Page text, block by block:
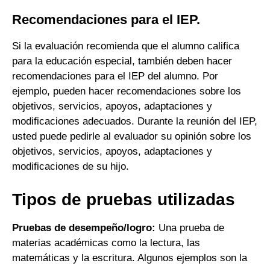
Recomendaciones para el IEP.
Si la evaluación recomienda que el alumno califica
para la educación especial, también deben hacer
recomendaciones para el IEP del alumno. Por
ejemplo, pueden hacer recomendaciones sobre los
objetivos, servicios, apoyos, adaptaciones y
modificaciones adecuados. Durante la reunión del IEP,
usted puede pedirle al evaluador su opinión sobre los
objetivos, servicios, apoyos, adaptaciones y
modificaciones de su hijo.
Tipos de pruebas utilizadas
Pruebas de desempeño/logro: Una prueba de
materias académicas como la lectura, las
matemáticas y la escritura. Algunos ejemplos son la